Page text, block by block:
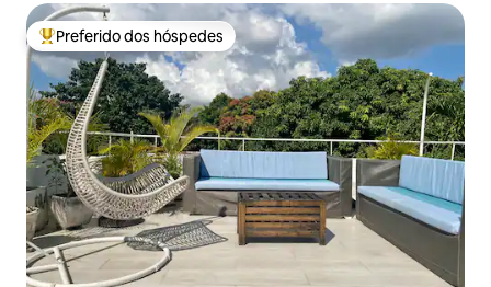
Entre os melhores preferidos dos hóspedes
Preferido dos hóspedes